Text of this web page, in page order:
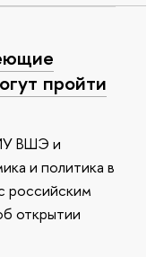
пройти
ВШЭ и
и политика в
российским
открытии